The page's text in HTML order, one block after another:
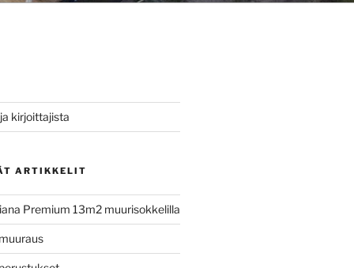
kirjoittajista
ARTIKKELIT
Premium 13m2 muurisokkelilla